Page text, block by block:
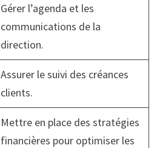
Gérer l’agenda et les
communications de la
direction.
Assurer le suivi des créances
clients.
Mettre en place des stratégies
financières pour optimiser les